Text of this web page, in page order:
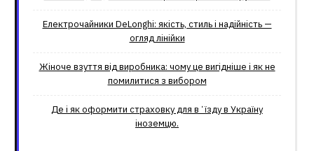
Електрочайники DeLonghi: якість, стиль і надійність —
огляд лінійки
Жіноче взуття від виробника: чому це вигідніше і як не
помилитися з вибором
Де і як оформити страховку для вʼїзду в Україну
іноземцю.